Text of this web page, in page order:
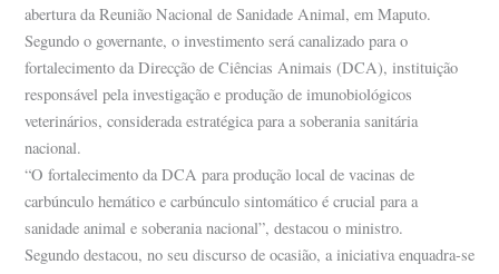
abertura da Reunião Nacional de Sanidade Animal, em Maputo.
Segundo o governante, o investimento será canalizado para o
fortalecimento da Direcção de Ciências Animais (DCA), instituição
responsável pela investigação e produção de imunobiológicos
veterinários, considerada estratégica para a soberania sanitária
nacional.
“O fortalecimento da DCA para produção local de vacinas de
carbúnculo hemático e carbúnculo sintomático é crucial para a
sanidade animal e soberania nacional”, destacou o ministro.
Segundo destacou, no seu discurso de ocasião, a iniciativa enquadra-se